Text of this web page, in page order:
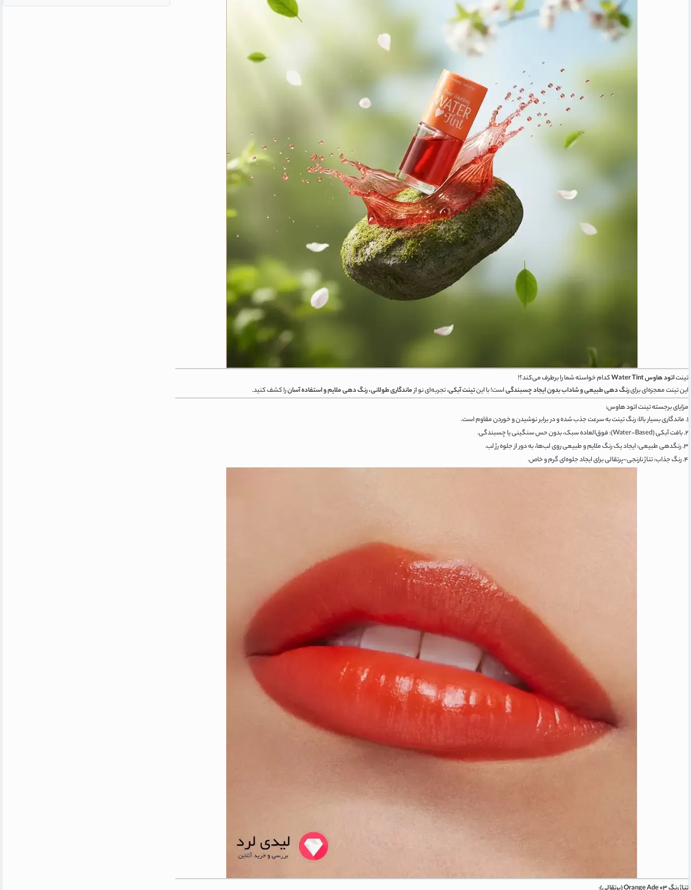
تینتاتود هاوس Water Tint
کدام خواسته شما را برطرف می‌کند؟!
این تینت معجزه‌ای برایرنگ دهی طبیعی و شاداب بدون ایجاد چسبندگیاست! با اینتینت آبکی، تجربه‌ای نو ازماندگاری طولانی، رنگ دهی ملایم و استفاده آسانرا کشف کنید.
مزایای برجسته تینت اتود هاوس:
۱. ماندگاری بسیار بالا: رنگ تینت به سرعت جذب شده و در برابر نوشیدن و خوردن مقاوم است.
۲. بافت آبکی (Water-Based): فوق‌العاده سبک، بدون حس سنگینی یا چسبندگی.
۳. رنگدهی طبیعی: ایجاد یک رنگ ملایم و طبیعی روی لب‌ها، به دور از جلوه رژ لب.
۴. رنگ جذاب: تناژ نارنجی-پرتقالی برای ایجاد جلوه‌ای گرم و خاص.